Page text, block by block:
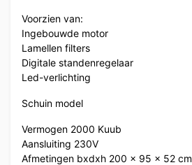
Voorzien van:
Ingebouwde motor
Lamellen filters
Digitale standenregelaar
Led-verlichting
Schuin model
Vermogen 2000 Kuub
Aansluiting 230V
Afmetingen bxdxh 200 x 95 x 52 cm